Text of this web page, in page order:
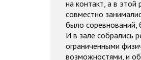
на контакт, а в этой
совместно
было соревнований,
И в зале собрались
ограниченными
возможностями, и